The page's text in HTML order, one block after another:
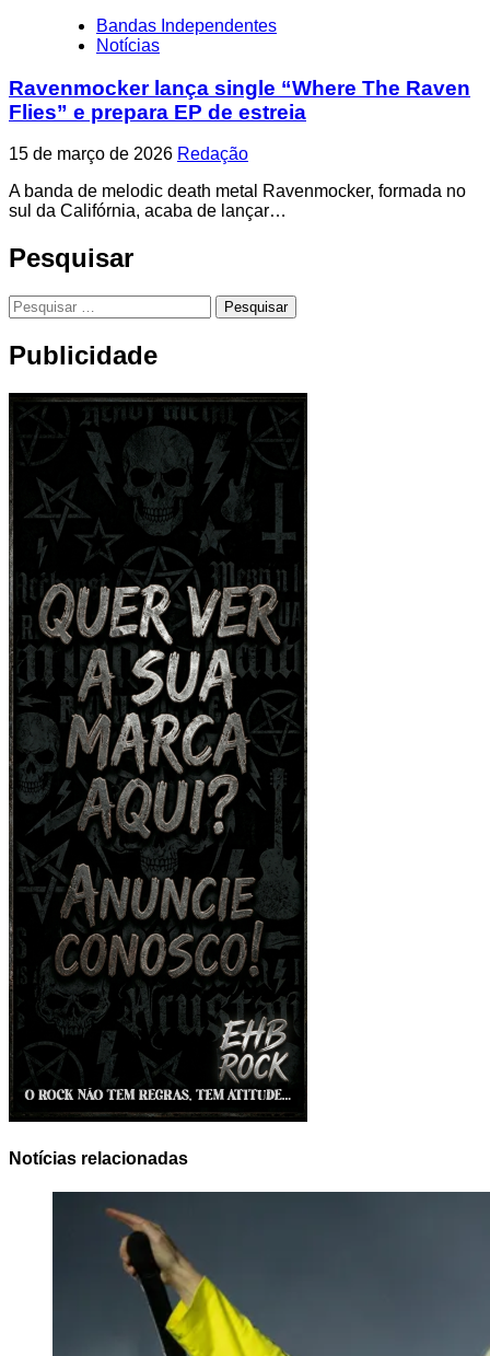
Bandas Independentes
Notícias
Ravenmocker lança single “Where The Raven
Flies” e prepara EP de estreia
15 de março de 2026 Redação
A banda de melodic death metal Ravenmocker, formada no
sul da Califórnia, acaba de lançar…
Pesquisar
Pesquisar
por:
Publicidade
Notícias relacionadas